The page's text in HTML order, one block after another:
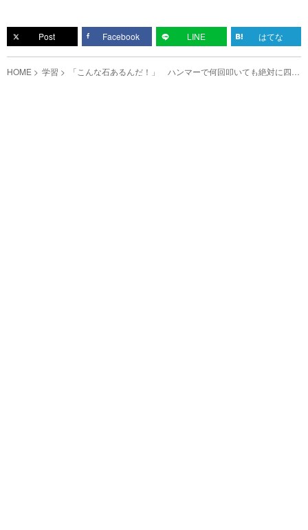
Post Facebook LINE はてな
HOME 学習 「こんな石あるんだ！」 ハンマーで何回叩いても絶対に四角
く割れる石がこれ！